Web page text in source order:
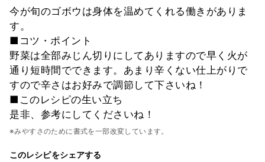
今が旬のゴボウは身体を温めてくれる働きがありま
す。
■コツ・ポイント
野菜は全部みじん切りにしてありますので早く火が
通り短時間でできます。あまり辛くない仕上がりで
すので辛さはお好みで調節して下さいね！
■このレシピの生い立ち
是非、参考にしてくださいね！
※みやすさのために書式を一部改変しています。
このレシピをシェアする